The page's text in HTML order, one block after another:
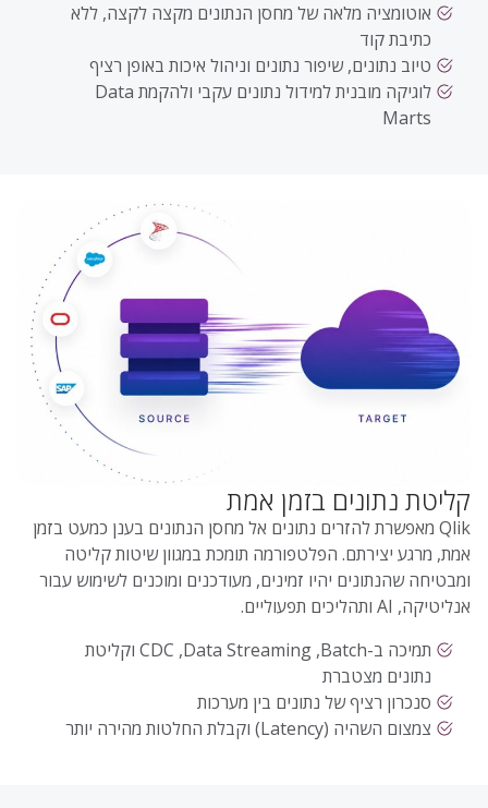
אוטומציה מלאה של מחסן הנתונים מקצה לקצה, ללא
כתיבת קוד
טיוב נתונים, שיפור נתונים וניהול איכות באופן רציף
לוגיקה מובנית למידול נתונים עקבי ולהקמת Data
Marts
קליטת נתונים בזמן אמת
Qlik מאפשרת להזרים נתונים אל מחסן הנתונים בענן כמעט בזמן
אמת, מרגע יצירתם. הפלטפורמה תומכת במגוון שיטות קליטה
ומבטיחה שהנתונים יהיו זמינים, מעודכנים ומוכנים לשימוש עבור
אנליטיקה, AI ותהליכים תפעוליים.
תמיכה ב-CDC ,Data Streaming ,Batch וקליטת
נתונים מצטברת
סנכרון רציף של נתונים בין מערכות
צמצום השהיה (Latency) וקבלת החלטות מהירה יותר